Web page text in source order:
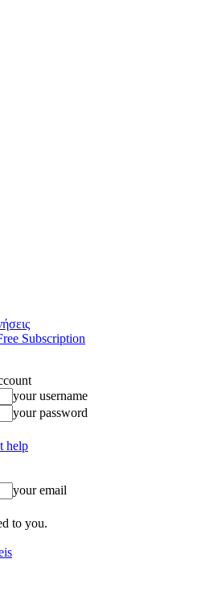
Subscription
your username
your password
help
your email
to you.